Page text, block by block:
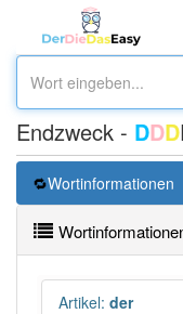
Endzweck - DDD
Wortinformationen
Artikel: der